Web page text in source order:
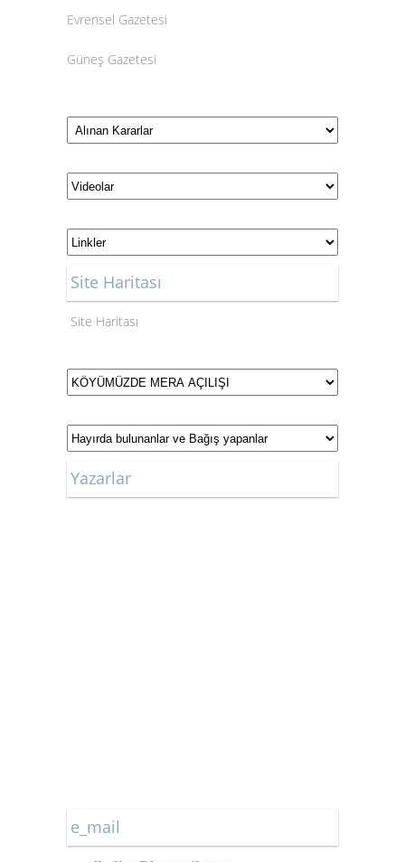
Evrensel Gazetesi
Güneş Gazetesi
Gazetesi
Millet Gazetesi
Milli Gazete
Milliyet Gazetesi
Sabah Gazetesi
Sözcü Gazetesi
Site Haritası
Site Haritası
Yazarlar
e_mail